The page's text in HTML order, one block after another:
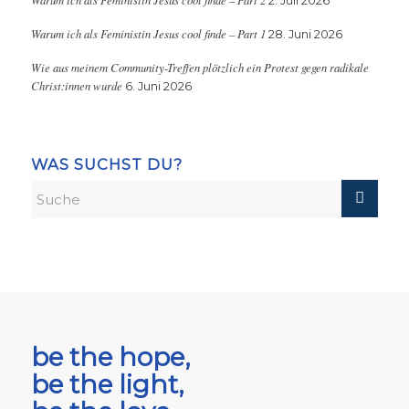
Warum ich als Feministin Jesus cool finde – Part 1 28. Juni 2026
Wie aus meinem Community-Treffen plötzlich ein Protest gegen radikale
Christ:innen wurde 6. Juni 2026
WAS SUCHST DU?
be the hope,
be the light,